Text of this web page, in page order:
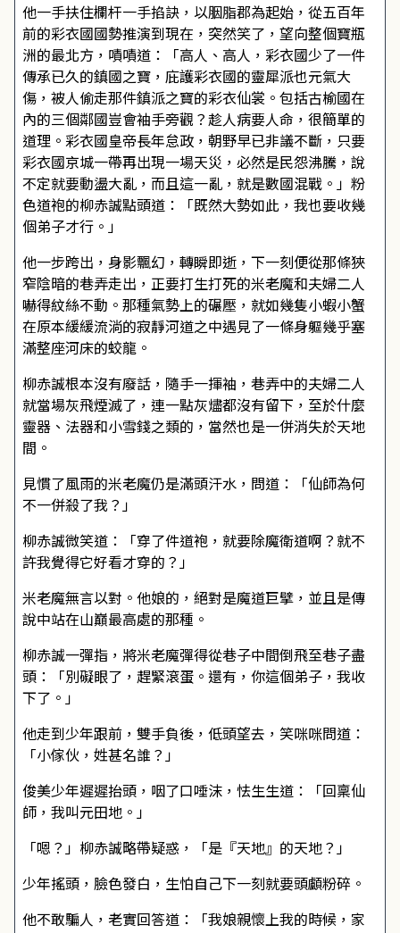
他一手扶住欄杆一手掐訣，以胭脂郡為起始，從五百年
前的彩衣國國勢推演到現在，突然笑了，望向整個寶瓶
洲的最北方，嘖嘖道：「高人、高人，彩衣國少了一件
傳承已久的鎮國之寶，庇護彩衣國的靈犀派也元氣大
傷，被人偷走那件鎮派之寶的彩衣仙裳。包括古榆國在
內的三個鄰國豈會袖手旁觀？趁人病要人命，很簡單的
道理。彩衣國皇帝長年怠政，朝野早已非議不斷，只要
彩衣國京城一帶再出現一場天災，必然是民怨沸騰，說
不定就要動盪大亂，而且這一亂，就是數國混戰。」粉
色道袍的柳赤誠點頭道：「既然大勢如此，我也要收幾
個弟子才行。」
他一步跨出，身影飄幻，轉瞬即逝，下一刻便從那條狹
窄陰暗的巷弄走出，正要打生打死的米老魔和夫婦二人
嚇得紋絲不動。那種氣勢上的碾壓，就如幾隻小蝦小蟹
在原本緩緩流淌的寂靜河道之中遇見了一條身軀幾乎塞
滿整座河床的蛟龍。
柳赤誠根本沒有廢話，隨手一揮袖，巷弄中的夫婦二人
就當場灰飛煙滅了，連一點灰燼都沒有留下，至於什麼
靈器、法器和小雪錢之類的，當然也是一併消失於天地
間。
見慣了風雨的米老魔仍是滿頭汗水，問道：「仙師為何
不一併殺了我？」
柳赤誠微笑道：「穿了件道袍，就要除魔衛道啊？就不
許我覺得它好看才穿的？」
米老魔無言以對。他娘的，絕對是魔道巨擘，並且是傳
說中站在山巔最高處的那種。
柳赤誠一彈指，將米老魔彈得從巷子中間倒飛至巷子盡
頭：「別礙眼了，趕緊滾蛋。還有，你這個弟子，我收
下了。」
他走到少年跟前，雙手負後，低頭望去，笑咪咪問道：
「小傢伙，姓甚名誰？」
俊美少年遲遲抬頭，咽了口唾沫，怯生生道：「回稟仙
師，我叫元田地。」
「嗯？」柳赤誠略帶疑惑，「是『天地』的天地？」
少年搖頭，臉色發白，生怕自己下一刻就要頭顱粉碎。
他不敢騙人，老實回答道：「我娘親懷上我的時候，家